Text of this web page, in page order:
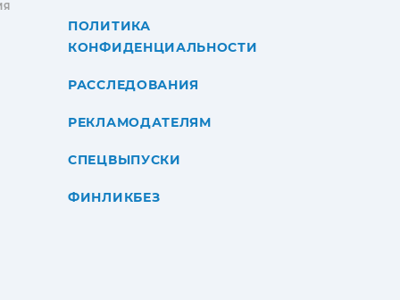
ПОЛИТИКА
КОНФИДЕНЦИАЛЬНОСТИ
РАССЛЕДОВАНИЯ
РЕКЛАМОДАТЕЛЯМ
СПЕЦВЫПУСКИ
ФИНЛИКБЕЗ